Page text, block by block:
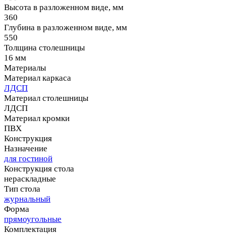
Высота в разложенном виде, мм
360
Глубина в разложенном виде, мм
550
Толщина столешницы
16 мм
Материалы
Материал каркаса
ЛДСП
Материал столешницы
ЛДСП
Материал кромки
ПВХ
Конструкция
Назначение
для гостиной
Конструкция стола
нераскладные
Тип стола
журнальный
Форма
прямоугольные
Комплектация